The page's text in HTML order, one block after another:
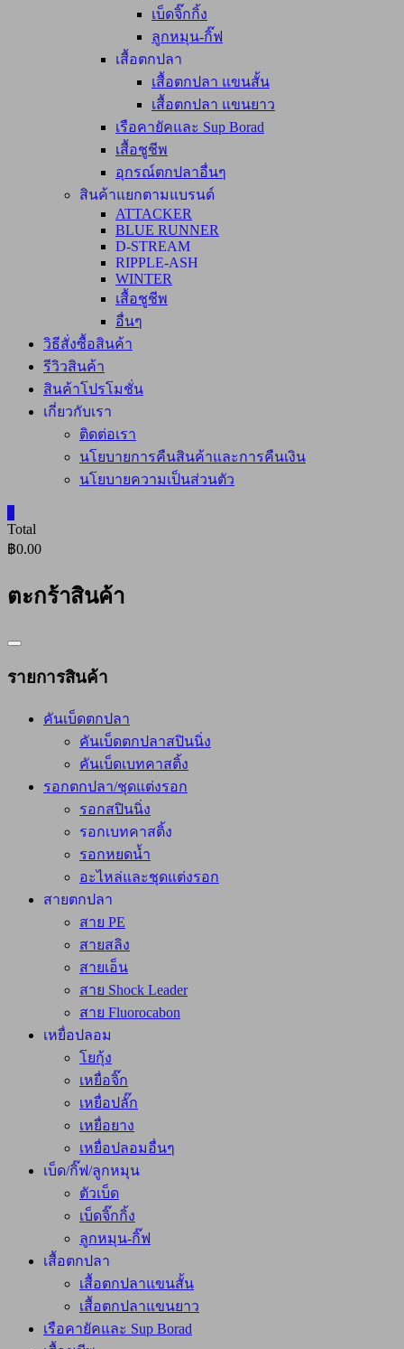
เบ็ดจิ๊กกิ้ง
ลูกหมุน-กิ๊ฟ
เสื้อตกปลา
เสื้อตกปลา แขนสั้น
เสื้อตกปลา แขนยาว
เรือคายัคและ Sup Borad
เสื้อชูชีพ
อุกรณ์ตกปลาอื่นๆ
สินค้าแยกตามแบรนด์
ATTACKER
BLUE RUNNER
D-STREAM
RIPPLE-ASH
WINTER
เสื้อชูชีพ
อื่นๆ
วิธีสั่งซื้อสินค้า
รีวิวสินค้า
สินค้าโปรโมชั่น
เกี่ยวกับเรา
ติดต่อเรา
นโยบายการคืนสินค้าและการคืนเงิน
นโยบายความเป็นส่วนตัว
Total
฿0.00
ตะกร้าสินค้า
Catalog
รายการสินค้า
คันเบ็ดตกปลา
คันเบ็ดตกปลาสปินนิ่ง
คันเบ็ดเบทคาสติ้ง
รอกตกปลา/ชุดแต่งรอก
รอกสปินนิ่ง
รอกเบทคาสติ้ง
รอกหยดน้ำ
อะไหล่และชุดแต่งรอก
สายตกปลา
สาย PE
สายสลิง
สายเอ็น
สาย Shock Leader
สาย Fluorocabon
เหยื่อปลอม
โยกุ้ง
เหยื่อจิ๊ก
เหยื่อปลั๊ก
เหยื่อยาง
เหยื่อปลอมอื่นๆ
เบ็ด/กิ๊ฟ/ลูกหมุน
ตัวเบ็ด
เบ็ดจิ๊กกิ้ง
ลูกหมุน-กิ๊ฟ
เสื้อตกปลา
เสื้อตกปลาแขนสั้น
เสื้อตกปลาแขนยาว
เรือคายัคและ Sup Borad